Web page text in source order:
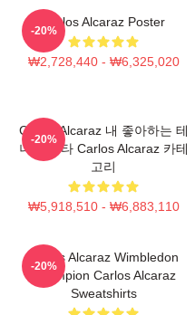
Carlos Alcaraz Poster
₩2,728,440 - ₩6,325,020
-20%
Carlos Alcaraz 내 좋아하는 테
니스 스타 Carlos Alcaraz 카테
고리
₩5,918,510 - ₩6,883,110
-20%
Carlos Alcaraz Wimbledon
Champion Carlos Alcaraz
Sweatshirts
-20%